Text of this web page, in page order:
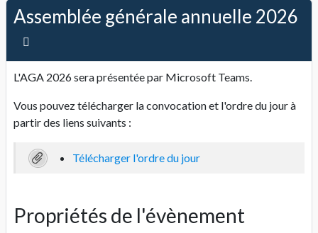
Assemblée générale annuelle 2026
L'AGA 2026 sera présentée par Microsoft Teams.
Vous pouvez télécharger la convocation et l'ordre du jour à
partir des liens suivants :
Télécharger l'ordre du jour
Propriétés de l'évènement